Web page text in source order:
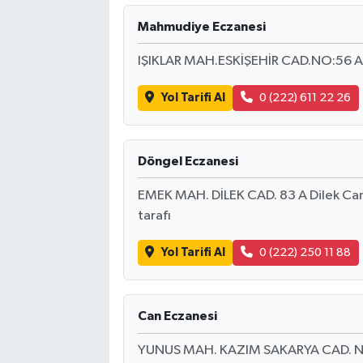
Mahmudiye Eczanesi
IŞIKLAR MAH.ESKİŞEHİR CAD.NO:56 A
Yol Tarifi Al 0 (222) 611 22 26
Döngel Eczanesi
EMEK MAH. DİLEK CAD. 83 A Dilek
tarafı
Yol Tarifi Al 0 (222) 250 11 88
Can Eczanesi
YUNUS MAH. KAZIM SAKARYA CAD.